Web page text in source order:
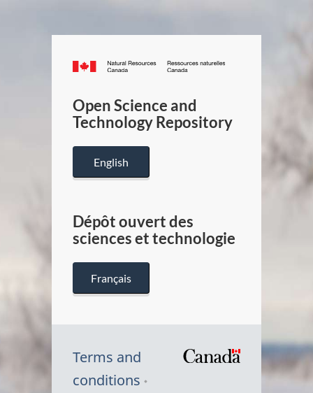
Canada.ca
/
Canada
Open Science and
Technology Repository
English
Dépôt ouvert des
sciences et technologie
Français
Terms and
conditions
Symbole